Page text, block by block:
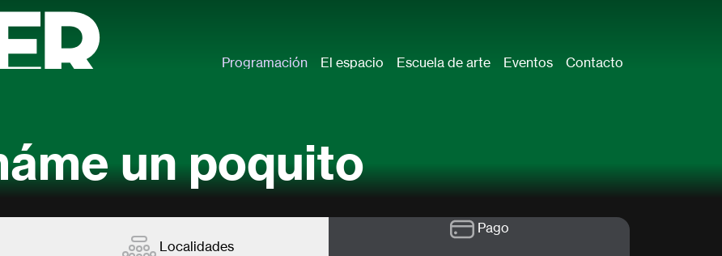
Programación El espacio Escuela de arte Eventos Contacto
un poquito
Localidades
Pago